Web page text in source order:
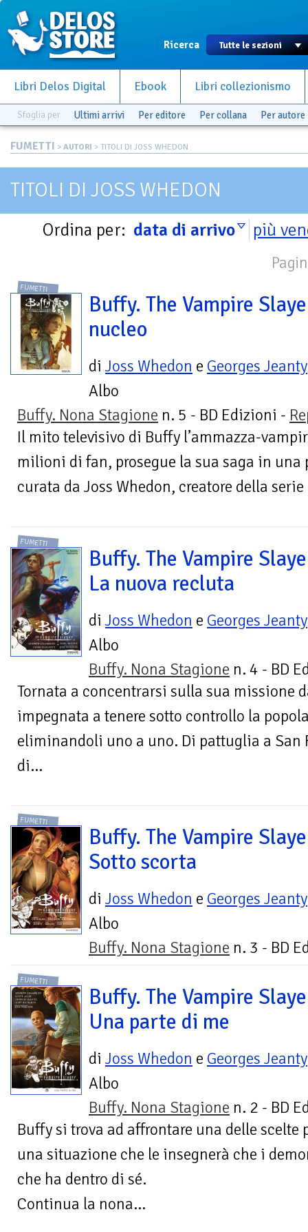
Ricerca
Libri Delos Digital Ebook Libri collezionismo
Sfoglia per Ultimi arrivi Per editore Per collana Per autore
FUMETTI > AUTORI > TITOLI DI JOSS WHEDON
TITOLI DI JOSS WHEDON
Ordina per: data di arrivo più
FUMETTI
Buffy. The Vampire
nucleo
di Joss Whedon e Georges Jeanty
Albo
Buffy. Nona Stagione n. 5 - BD Edizioni -
Il mito televisivo di Buffy l’ammazza-
milioni di fan, prosegue la sua saga in
curata da Joss Whedon, creatore della
FUMETTI
Buffy. The Vampire
La nuova recluta
di Joss Whedon e Georges Jeanty
Albo
Buffy. Nona Stagione n. 4 - BD
Tornata a concentrarsi sulla sua missione
impegnata a tenere sotto controllo la
eliminandoli uno a uno. Di pattuglia a San
di...
FUMETTI
Buffy. The Vampire
Sotto scorta
di Joss Whedon e Georges Jeanty
Albo
Buffy. Nona Stagione n. 3 - BD
FUMETTI
Buffy. The Vampire
Una parte di me
di Joss Whedon e Georges Jeanty
Albo
Buffy. Nona Stagione n. 2 - BD
Buffy si trova ad affrontare una delle
una situazione che le insegnerà che i
che ha dentro di sé.
Continua la nona...